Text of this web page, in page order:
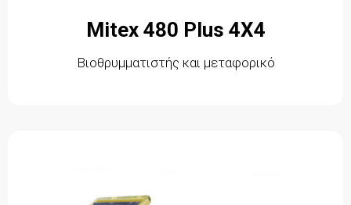
Mitex 480 Plus 4X4
Βιοθρυμματιστής και μεταφορικό